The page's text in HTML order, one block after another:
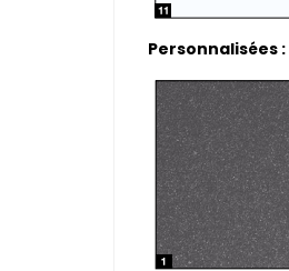
Personnalisées :